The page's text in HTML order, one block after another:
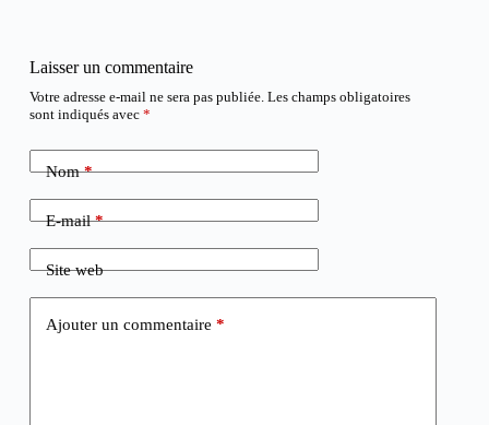
Laisser un commentaire
Votre adresse e-mail ne sera pas publiée. Les champs obligatoires
sont indiqués avec *
Nom*
E-mail*
Site web
Ajouter un commentaire *